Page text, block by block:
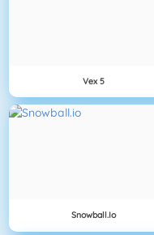
Vex 5
Snowball.io